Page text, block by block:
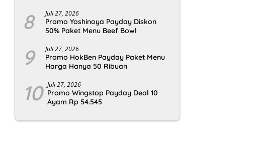
8 Juli 27, 2026
Promo Yoshinoya Payday Diskon
50% Paket Menu Beef Bowl
9 Juli 27, 2026
Promo HokBen Payday Paket Menu
Harga Hanya 50 Ribuan
10 Juli 27, 2026
Promo Wingstop Payday Deal 10
Ayam Rp 54.545